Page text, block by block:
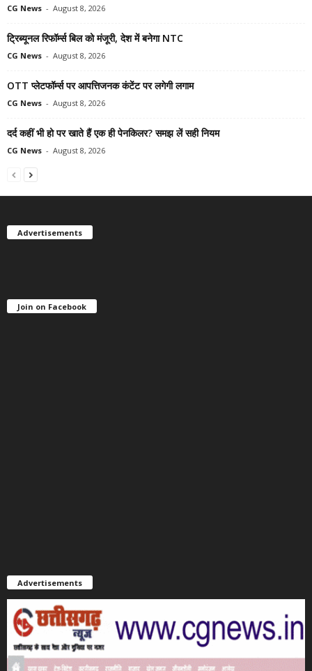
CG News - August 8, 2026
ट्रिब्यूनल रिफॉर्म्स बिल को मंजूरी, देश में बनेगा NTC
CG News - August 8, 2026
OTT प्लेटफॉर्म्स पर आपत्तिजनक कंटेंट पर लगेगी लगाम
CG News - August 8, 2026
दर्द कहीं भी हो पर खाते हैं एक ही पेनकिलर? समझ लें सही नियम
CG News - August 8, 2026
Advertisements
Join on Facebook
Advertisements